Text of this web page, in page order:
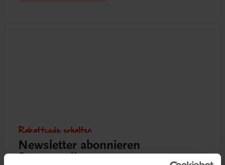
Rabattcode erhalten
Newsletter abonnieren
& Versandkosten sparen